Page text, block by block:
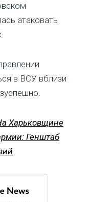
атаковать
в ВСУ вблизи
Харьковщине
Генштаб